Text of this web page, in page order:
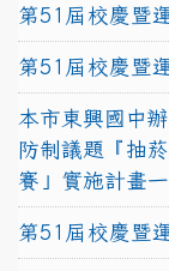
第51屆校慶暨
第51屆校慶暨
本市東興國中
防制議題『抽
賽」實施計畫
第51屆校慶暨